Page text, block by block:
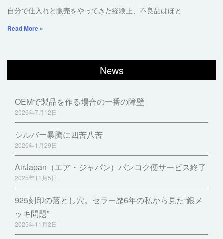
自分で仕入れと販売をやってきた経験上、不良品はほと
Read More »
News
OEMで製品を作る場合の一番の障壁
2026年7月12日
シルバー暴騰に四苦八苦
2026年1月29日
AirJapan（エア・ジャパン）バンコク便サービス終了
2025年11月5日
925刻印の落とし穴。セラー歴6年の私から見た“銀メ
ッキ問題”
2025年11月2日